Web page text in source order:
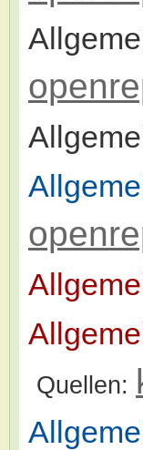
Quellen: